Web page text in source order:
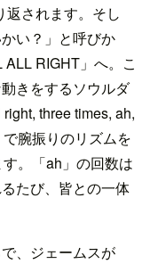
されます。そし
い？」と呼びか
RIGHT」へ。こ
きをするソウルダ
three times, ah,
腕振りのリズムを
。「ah」の回数は
たび、皆との一体
、ジェームスが